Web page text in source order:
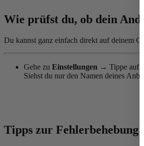
Wie prüfst du, ob dein
Du kannst ganz einfach direkt auf deinem
Gehe zu Einstellungen → Tippe auf
Siehst du nur den Namen deines
Tipps zur Fehlerbehebung